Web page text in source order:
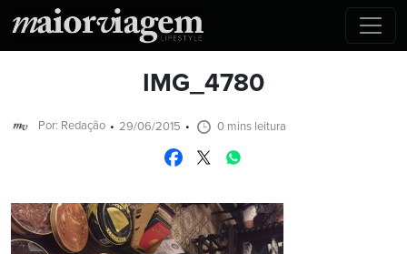
IMG_4780
Por: Redação 29/06/2015 0 mins leitura